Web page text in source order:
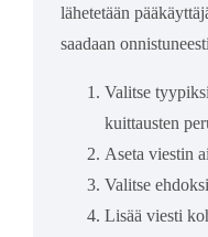
lähetetään
saadaan
Valitse
kuittausten
Aseta viestin
Valitse ehdoksi
Lisää viesti